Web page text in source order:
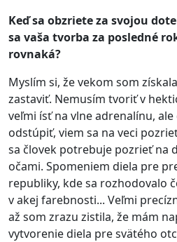
Keď sa obzriete za svojou
sa vaša tvorba za posledné
rovnaká?
Myslím si, že vekom som
zastaviť. Nemusím tvoriť v
veľmi ísť na vlne adrenalínu,
odstúpiť, viem sa na veci
sa človek potrebuje pozrieť na
očami. Spomeniem diela pre
republiky, kde sa rozhodovalo
v akej farebnosti... Veľmi
až som zrazu zistila, že mám
vytvorenie diela pre svätého